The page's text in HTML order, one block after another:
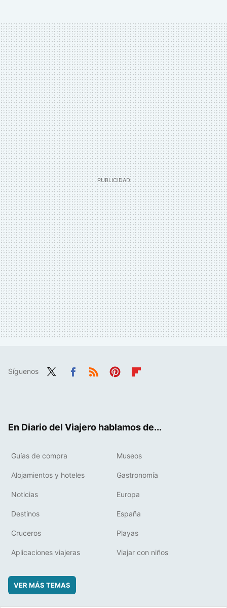
Síguenos
En Diario del Viajero hablamos de...
Guías de compra Museos
Alojamientos y hoteles Gastronomía
Noticias Europa
Destinos España
Cruceros Playas
Aplicaciones viajeras Viajar con niños
VER MÁS TEMAS